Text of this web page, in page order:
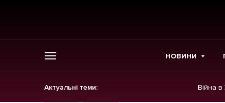
НОВИНИ
Актуальні теми: Війна в
ГОЛОВНЕ